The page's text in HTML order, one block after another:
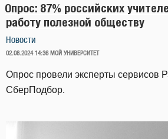
Опрос: 87% российских
работу полезной обществу
Новости
ОПУБЛИКОВАНО
02.08.2024 14:36 МОЙ УНИВЕРСИТЕТ
Опрос провели эксперты сервисов
СберПодбор.